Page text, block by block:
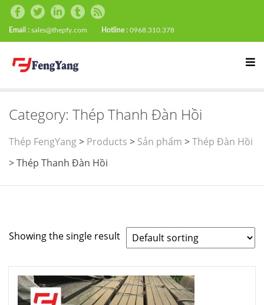
Email : sales@thepfy.com Hotline : 0968.310.378
Category: Thép Thanh Đàn Hồi
Thép FengYang> Products > Sản phẩm >Thép Đàn Hồi
>Thép Thanh Đàn Hồi
Showing the single result